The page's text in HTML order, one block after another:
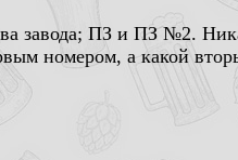
завода; ПЗ и ПЗ №2.
номером, а какой